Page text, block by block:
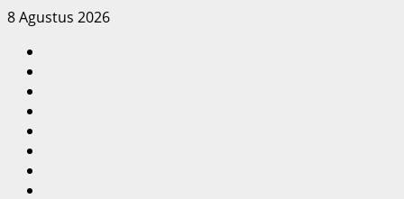
Skip
content
8 Agustus 2026